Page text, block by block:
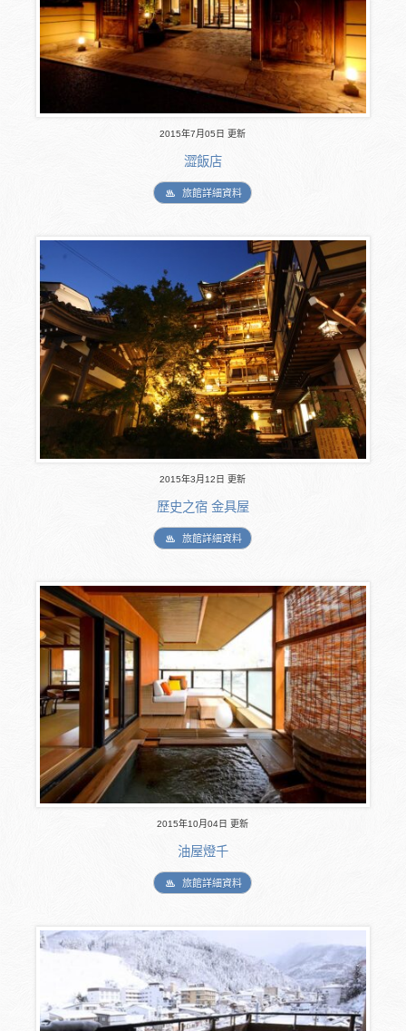
2015年7月05日 更新
澀飯店
旅館詳細資料
2015年3月12日 更新
歷史之宿 金具屋
旅館詳細資料
2015年10月04日 更新
油屋燈千
旅館詳細資料